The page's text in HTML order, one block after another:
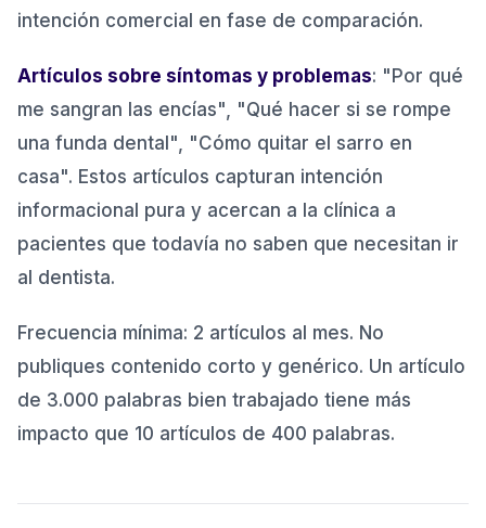
intención comercial en fase de comparación.
Artículos sobre síntomas y problemas: "Por qué
me sangran las encías", "Qué hacer si se rompe
una funda dental", "Cómo quitar el sarro en
casa". Estos artículos capturan intención
informacional pura y acercan a la clínica a
pacientes que todavía no saben que necesitan ir
al dentista.
Frecuencia mínima: 2 artículos al mes. No
publiques contenido corto y genérico. Un artículo
de 3.000 palabras bien trabajado tiene más
impacto que 10 artículos de 400 palabras.